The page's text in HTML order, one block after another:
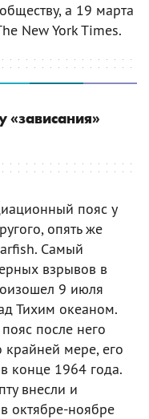
а 19 марта
New York Times.
«зависания»
пояс у
опять же
Самый
взрывов в
9 июля
Тихим океаном.
после него
крайней мере, его
конце 1964 года.
внесли и
октябре-ноябре